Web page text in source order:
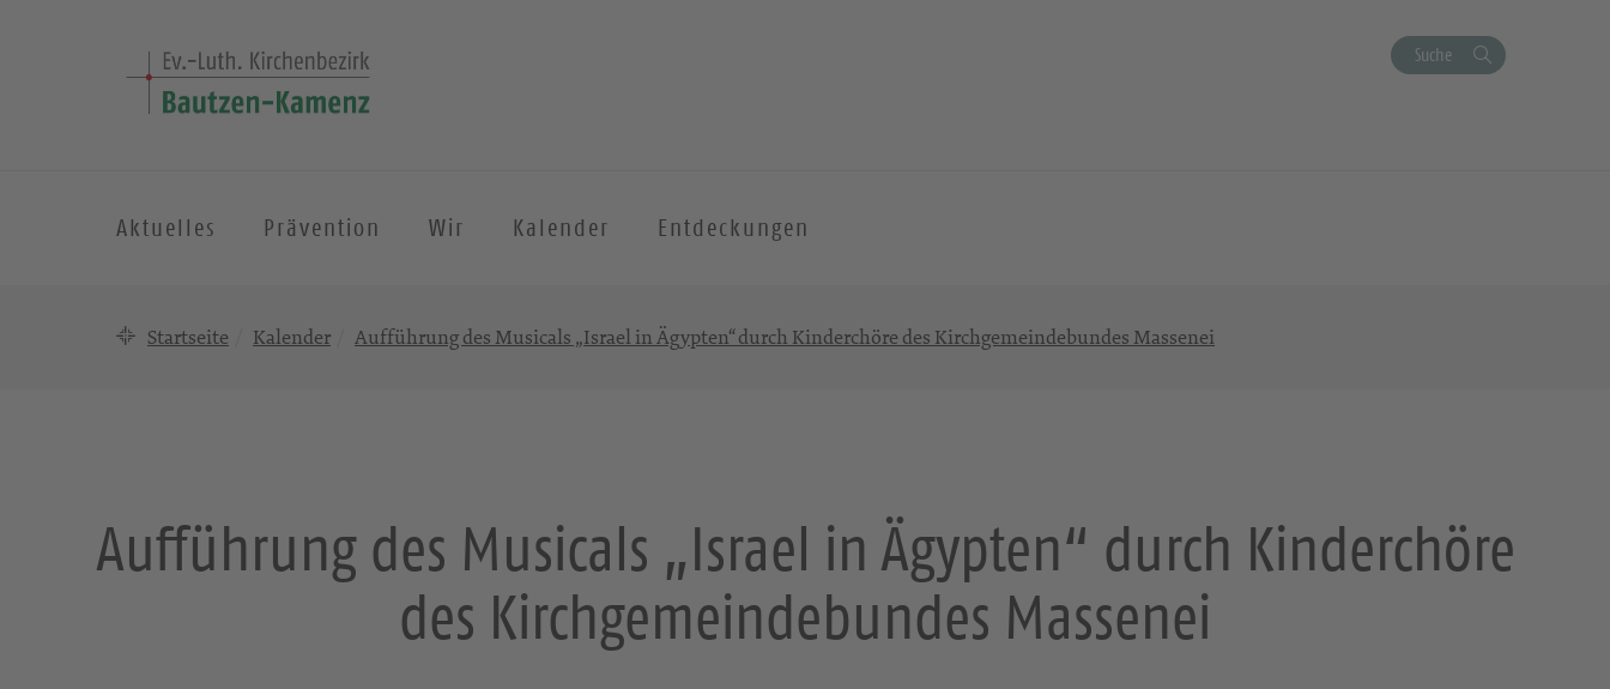
Suche
Aktuelles Prävention Wir Kalender Entdeckungen
Startseite Kalender Aufführung des Musicals „Israel in Ägypten“ durch Kinderchöre des Kirchgemeindebundes Massenei
Aufführung des Musicals „Israel in Ägypten“ durch Kinderchöre
des Kirchgemeindebundes Massenei